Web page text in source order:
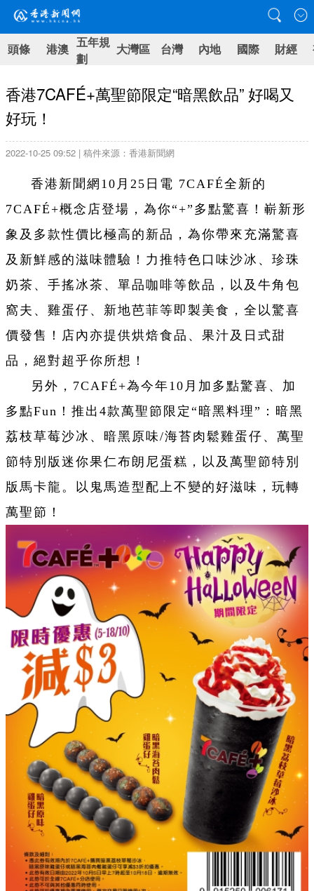
頭條 港澳 五年規
劃
大灣區 台灣 內地 國際 財經
香港7CAFÉ+萬聖節限定“暗黑飲品” 好喝又
好玩！
2022-10-25 09:52 | 稿件來源：香港新聞網
香港新聞網10月25日電 7CAFÉ全新的
7CAFÉ+概念店登場，為你“+”多點驚喜！嶄新形
象及多款性價比極高的新品，為你帶來充滿驚喜
及新鮮感的滋味體驗！力推特色口味沙冰、珍珠
奶茶、手搖冰茶、單品咖啡等飲品，以及牛角包
窩夫、雞蛋仔、新地芭菲等即製美食，全以驚喜
價發售！店內亦提供烘焙食品、果汁及日式甜
品，絕對超乎你所想！
另外，7CAFÉ+為今年10月加多點驚喜、加
多點Fun！推出4款萬聖節限定“暗黑料理”：暗黑
荔枝草莓沙冰、暗黑原味/海苔肉鬆雞蛋仔、萬聖
節特別版迷你果仁布朗尼蛋糕，以及萬聖節特別
版馬卡龍。以鬼馬造型配上不變的好滋味，玩轉
萬聖節！